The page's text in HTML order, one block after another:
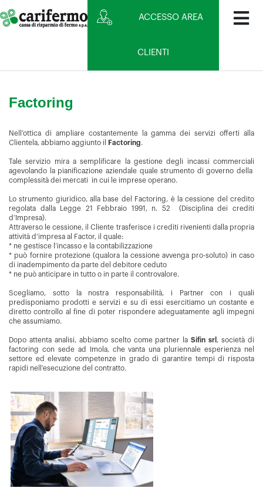
ACCESSO AREA
CLIENTI
Factoring
Nell’ottica di ampliare costantemente la gamma dei servizi offerti alla
Clientela, abbiamo aggiunto il
Factoring.
Tale servizio mira a semplificare la gestione degli incassi commerciali
agevolando la pianificazione aziendale quale strumento di governo della
complessità dei mercati in cui le imprese operano.
Lo strumento giuridico, alla base del Factoring, è la cessione del credito
regolata dalla Legge 21 Febbraio 1991, n. 52 (Disciplina dei crediti
d’Impresa).
Attraverso le cessione, il Cliente trasferisce i crediti rivenienti dalla propria
attività d’impresa al Factor, il quale:
* ne gestisce l’incasso e la contabilizzazione
* può fornire protezione (qualora la cessione avvenga pro-soluto) in caso
di inadempimento da parte del debitore ceduto
* ne può anticipare in tutto o in parte il controvalore.
Scegliamo, sotto la nostra responsabilità, i Partner con i quali
predisponiamo prodotti e servizi e su di essi esercitiamo un costante e
diretto controllo al fine di poter rispondere adeguatamente agli impegni
che assumiamo.
Dopo attenta analisi, abbiamo scelto come partner laSifin srl , società di
factoring con sede ad Imola, che vanta una pluriennale esperienza nel
settore ed elevate competenze in grado di garantire tempi di risposta
rapidi nell’esecuzione del contratto.